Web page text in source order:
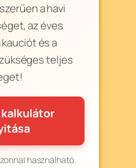
a havi
az éves
és a
teljes
használható.